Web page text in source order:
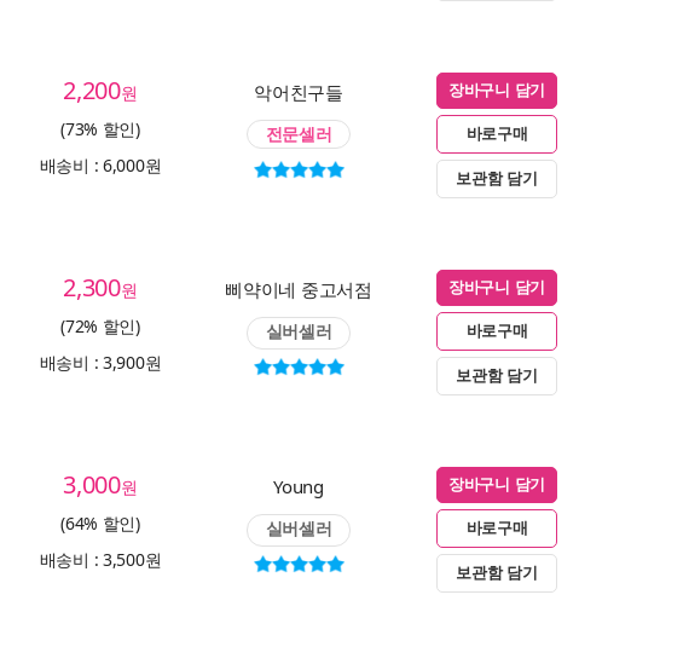
2,200원
(73% 할인)
배송비 : 6,000원
악어친구들
전문셀러
장바구니 담기
바로구매
보관함 담기
2,300원
(72% 할인)
배송비 : 3,900원
삐약이네 중고서점
실버셀러
장바구니 담기
바로구매
보관함 담기
3,000원
(64% 할인)
배송비 : 3,500원
Young
실버셀러
장바구니 담기
바로구매
보관함 담기